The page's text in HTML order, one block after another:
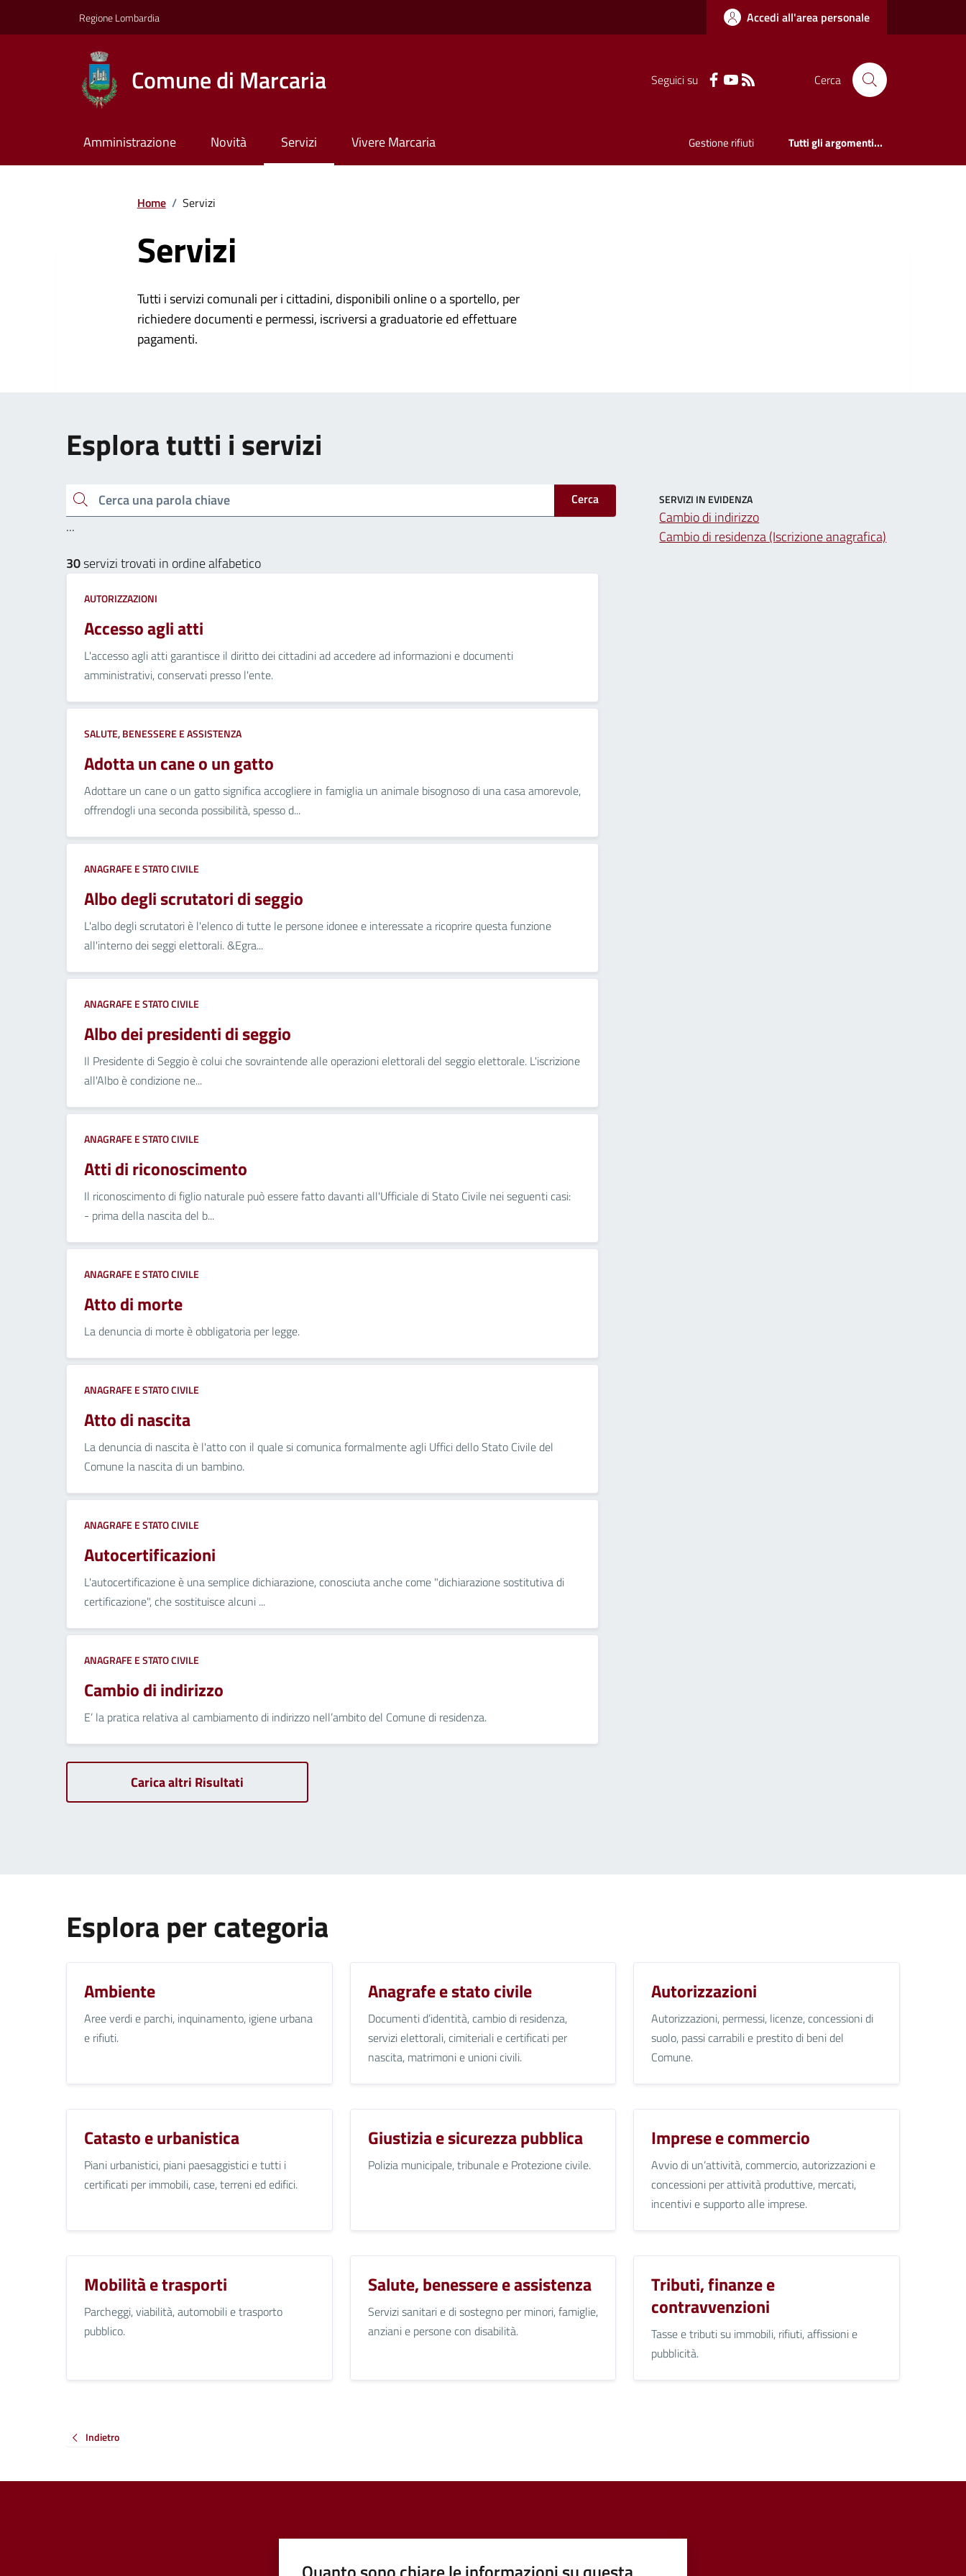
Regione Lombardia Accedi all'area personale
Comune di Marcaria Seguici su Cerca
Amministrazione Novità Servizi Vivere Marcaria Gestione rifiuti Tutti gli argomenti...
Home / Servizi
Servizi
Tutti i servizi comunali per i cittadini, disponibili online o a sportello, per
richiedere documenti e permessi, iscriversi a graduatorie ed effettuare
pagamenti.
Esplora tutti i servizi
Cerca una parola chiave Cerca
...
30servizi trovati in ordine alfabetico
AUTORIZZAZIONI
Accesso agli atti
L'accesso agli atti garantisce il diritto dei cittadini ad accedere ad informazioni e documenti
amministrativi, conservati presso l'ente.
SALUTE, BENESSERE E ASSISTENZA
Adotta un cane o un gatto
Adottare un cane o un gatto significa accogliere in famiglia un animale bisognoso di una casa amorevole,
offrendogli una seconda possibilità, spesso d...
ANAGRAFE E STATO CIVILE
Albo degli scrutatori di seggio
L'albo degli scrutatori è l'elenco di tutte le persone idonee e interessate a ricoprire questa funzione
all'interno dei seggi elettorali. &Egra...
ANAGRAFE E STATO CIVILE
Albo dei presidenti di seggio
Il Presidente di Seggio è colui che sovraintende alle operazioni elettorali del seggio elettorale. L'iscrizione
all'Albo è condizione ne...
ANAGRAFE E STATO CIVILE
Atti di riconoscimento
Il riconoscimento di figlio naturale può essere fatto davanti all'Ufficiale di Stato Civile nei seguenti casi:
- prima della nascita del b...
ANAGRAFE E STATO CIVILE
Atto di morte
La denuncia di morte è obbligatoria per legge.
ANAGRAFE E STATO CIVILE
Atto di nascita
La denuncia di nascita è l'atto con il quale si comunica formalmente agli Uffici dello Stato Civile del
Comune la nascita di un bambino.
ANAGRAFE E STATO CIVILE
Autocertificazioni
L'autocertificazione è una semplice dichiarazione, conosciuta anche come "dichiarazione sostitutiva di
certificazione", che sostituisce alcuni ...
ANAGRAFE E STATO CIVILE
Cambio di indirizzo
E’ la pratica relativa al cambiamento di indirizzo nell’ambito del Comune di residenza.
Carica altri Risultati
SERVIZI IN EVIDENZA
Cambio di indirizzo
Cambio di residenza (Iscrizione anagrafica)
Esplora per categoria
Ambiente
Aree verdi e parchi, inquinamento, igiene urbana
e rifiuti.
Anagrafe e stato civile
Documenti d’identità, cambio di residenza,
servizi elettorali, cimiteriali e certificati per
nascita, matrimoni e unioni civili.
Autorizzazioni
Autorizzazioni, permessi, licenze, concessioni di
suolo, passi carrabili e prestito di beni del
Comune.
Catasto e urbanistica
Piani urbanistici, piani paesaggistici e tutti i
certificati per immobili, case, terreni ed edifici.
Giustizia e sicurezza pubblica
Polizia municipale, tribunale e Protezione civile.
Imprese e commercio
Avvio di un’attività, commercio, autorizzazioni e
concessioni per attività produttive, mercati,
incentivi e supporto alle imprese.
Mobilità e trasporti
Parcheggi, viabilità, automobili e trasporto
pubblico.
Salute, benessere e assistenza
Servizi sanitari e di sostegno per minori, famiglie,
anziani e persone con disabilità.
Tributi, finanze e
contravvenzioni
Tasse e tributi su immobili, rifiuti, affissioni e
pubblicità.
Indietro